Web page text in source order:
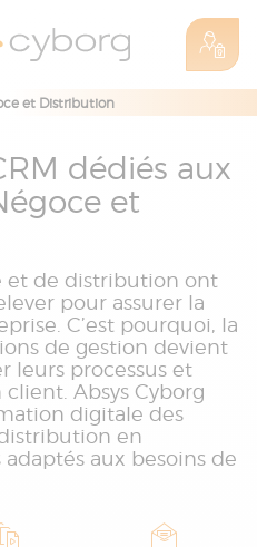
et Distribution
dédiés aux
et
et de distribution ont
pour assurer la
C’est pourquoi, la
de gestion devient
leurs processus et
Absys Cyborg
digitale des
en
aux besoins de